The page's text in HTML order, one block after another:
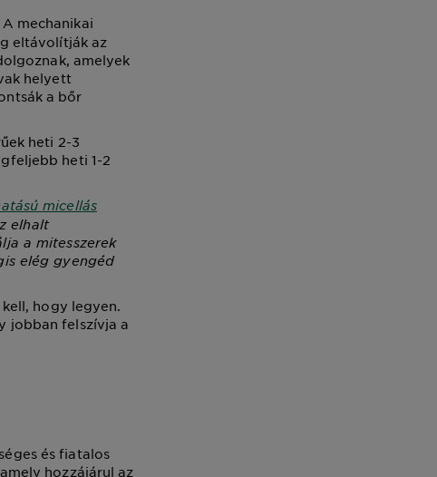
A mechanikai
eltávolítják az
amelyek
helyett
a bőr
heti 2-3
heti 1-2
micellás
elhalt
a mitesszerek
elég gyengéd
hogy legyen.
jobban felszívja a
és fiatalos
hozzájárul az